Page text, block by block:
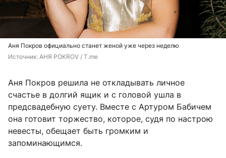
Аня Покров официально станет женой уже через неделю
Источник: АНЯ POKROV / T.me
Аня Покров решила не откладывать личное
счастье в долгий ящик и с головой ушла в
предсвадебную суету. Вместе с Артуром Бабичем
она готовит торжество, которое, судя по настрою
невесты, обещает быть громким и
запоминающимся.